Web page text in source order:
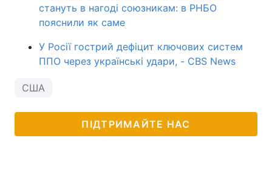
стануть в нагоді союзникам: в РНБО
пояснили як саме
У Росії гострий дефіцит ключових систем
ППО через українські удари, - CBS News
США
ПІДТРИМАЙТЕ НАС